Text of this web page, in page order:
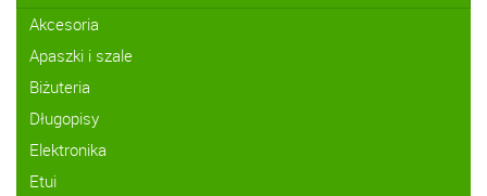
Akcesoria
Apaszki i szale
Biżuteria
Długopisy
Elektronika
Etui